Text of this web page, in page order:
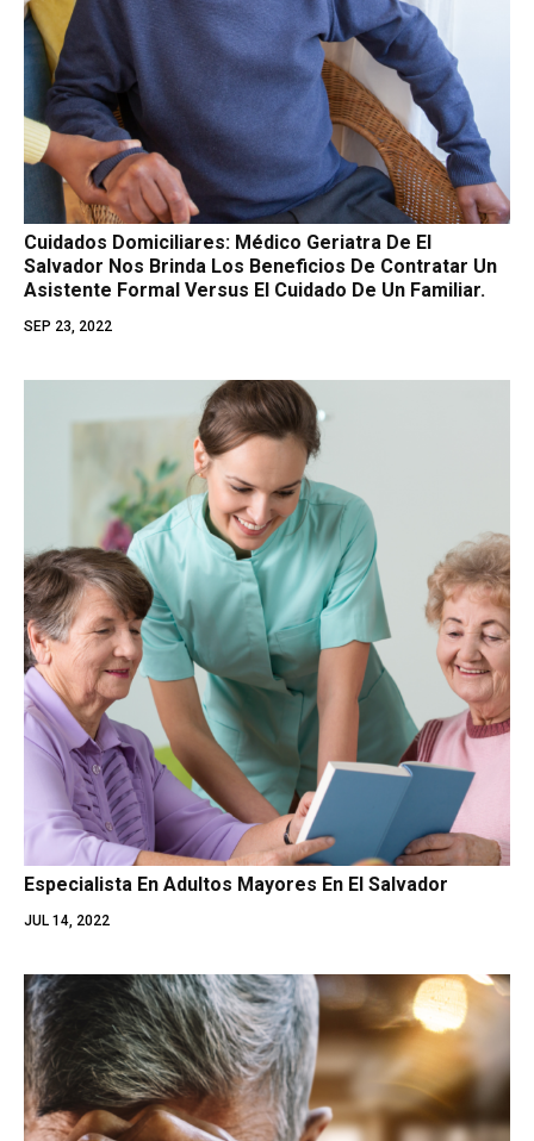
Cuidados Domiciliares: Médico Geriatra De El
Salvador Nos Brinda Los Beneficios De Contratar Un
Asistente Formal Versus El Cuidado De Un Familiar.
SEP 23, 2022
Especialista En Adultos Mayores En El Salvador
JUL 14, 2022